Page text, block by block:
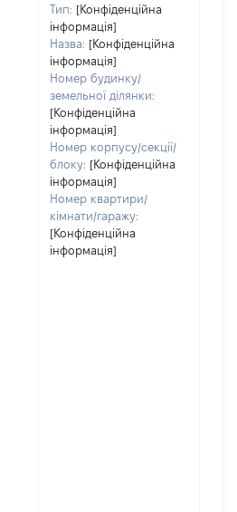
Тип: [Конфіденційна
інформація]
Назва: [Конфіденційна
інформація]
Номер будинку/
земельної ділянки:
[Конфіденційна
інформація]
Номер корпусу/секції/
блоку: [Конфіденційна
інформація]
Номер квартири/
кімнати/гаражу:
[Конфіденційна
інформація]